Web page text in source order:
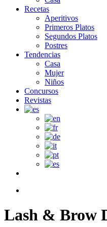
Recetas
Aperitivos
Primeros Platos
Segundos Platos
Postres
Tendencias
Casa
Mujer
Niños
Concursos
Revistas
Lash & Brow